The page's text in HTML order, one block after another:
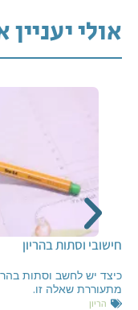
אולי
חישובי וסתות בהריון
כיצד יש לחשב וסתות
מתעוררת שאלה זו.
הריון